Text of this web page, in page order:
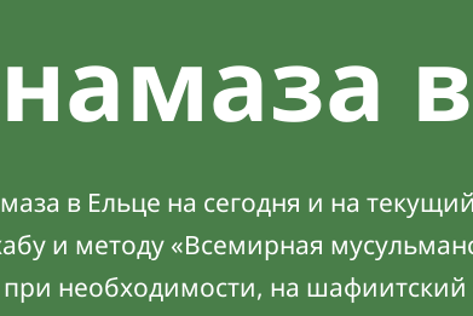
в Ельце на сегодня и на
и методу «Всемирная
при необходимости, на